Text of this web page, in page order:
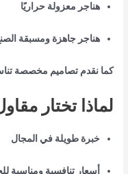
هناجر معزولة حراريًا
هناجر جاهزة ومسبقة
كما نقدم تصاميم مخصصة
لماذا تختار
خبرة طويلة في المجال
أسعار تنافسية ومناسبة